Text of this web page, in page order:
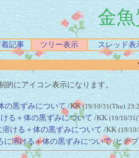
金
着記事 ツリー表示 スレッド表
にアイコン表示になります。
の黒ずみについて/KK(19/10/31(Thu)
る＋体の黒ずみについて /KK (19/10/
ける＋体の黒ずみについて /KK (19/
に溶ける＋体の黒ずみについて/ヒデ